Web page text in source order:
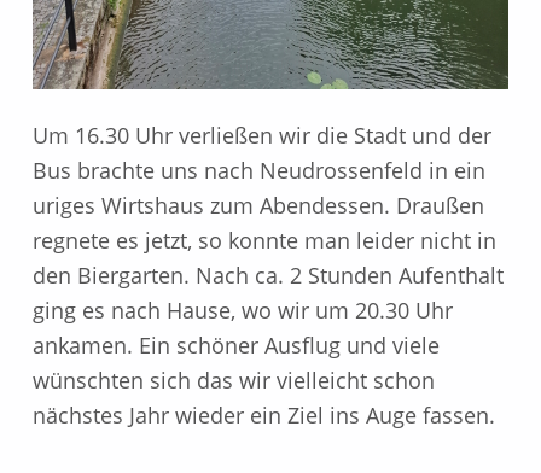
Um 16.30 Uhr verließen wir die Stadt und der
Bus brachte uns nach Neudrossenfeld in ein
uriges Wirtshaus zum Abendessen. Draußen
regnete es jetzt, so konnte man leider nicht in
den Biergarten. Nach ca. 2 Stunden Aufenthalt
ging es nach Hause, wo wir um 20.30 Uhr
ankamen. Ein schöner Ausflug und viele
wünschten sich das wir vielleicht schon
nächstes Jahr wieder ein Ziel ins Auge fassen.
Skip back to main navigation